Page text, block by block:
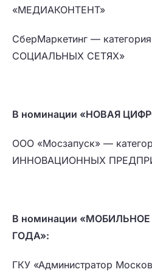
«МЕДИАКОНТЕНТ»
СберМаркетинг —
СОЦИАЛЬНЫХ СЕТЯХ»
В номинации «НОВАЯ
ООО «Мосзапуск» —
ИННОВАЦИОННЫХ
В номинации
ГОДА»:
ГКУ «Администратор